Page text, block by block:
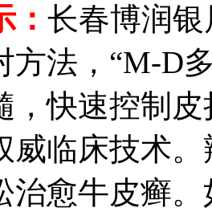
长春博润
方法，“M-D
，快速控制
威临床技术
治愈牛皮癣